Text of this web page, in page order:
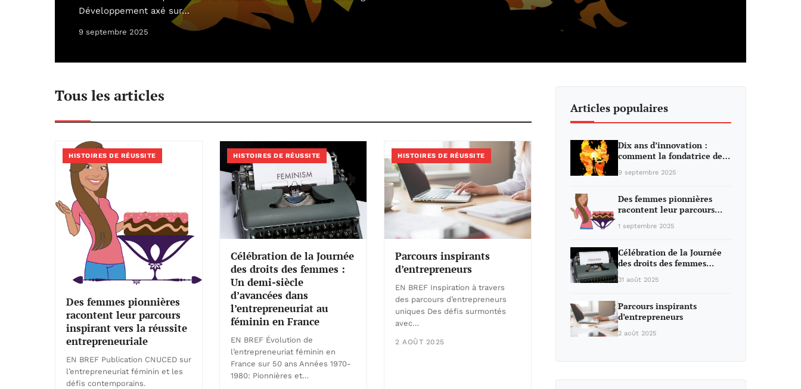
Développement axé sur…
9 septembre 2025
Tous les articles
HISTOIRES DE RÉUSSITE
Des femmes pionnières
racontent leur parcours
inspirant vers la réussite
entrepreneuriale
EN BREF Publication CNUCED sur
l’entrepreneuriat féminin et les
défis contemporains.
HISTOIRES DE RÉUSSITE
Célébration de la Journée
des droits des femmes :
Un demi-siècle
d’avancées dans
l’entrepreneuriat au
féminin en France
EN BREF Évolution de
l’entrepreneuriat féminin en
France sur 50 ans Années 1970-
1980: Pionnières et…
HISTOIRES DE RÉUSSITE
Parcours inspirants
d’entrepreneurs
EN BREF Inspiration à travers
des parcours d’entrepreneurs
uniques Des défis surmontés
avec…
2 AOÛT 2025
Articles populaires
Dix ans d’innovation :
comment la fondatrice de…
9 septembre 2025
Des femmes pionnières
racontent leur parcours…
1 septembre 2025
Célébration de la Journée
des droits des femmes…
31 août 2025
Parcours inspirants
d’entrepreneurs
2 août 2025